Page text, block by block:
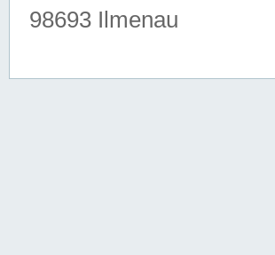
98693 Ilmenau